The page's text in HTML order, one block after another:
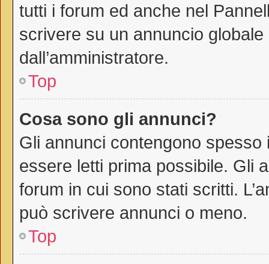
tutti i forum ed anche nel
scrivere su un annuncio
dall’amministratore.
Top
Cosa sono gli annunci?
Gli annunci contengono
essere letti prima possibile. Gli
forum in cui sono stati scritti.
può scrivere annunci o meno.
Top